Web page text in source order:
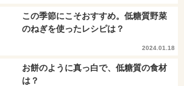
この季節にこそおすすめ。低糖質野菜
のねぎを使ったレシピは？
2024.01.18
お餅のように真っ白で、低糖質の食材
は？